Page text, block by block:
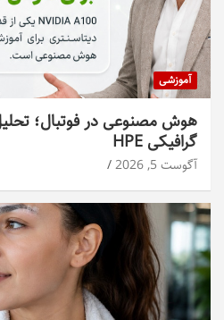
آموزشی
هوش مصنوعی در فوتبال؛
گرافیکی HPE
آگوست 5, 2026